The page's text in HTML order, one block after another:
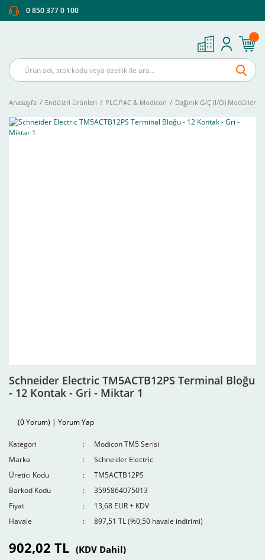
0 850 377 0 100
Anasayfa Endüstri Ürünleri PLC,PAC & Modicon Dağınık G/Ç (I/O) Modülleri
Schneider Electric TM5ACTB12PS Terminal Bloğu
- 12 Kontak - Gri - Miktar 1
(0 Yorum) | Yorum Yap
Kategori
Modicon TM5 Serisi
Marka
Schneider Electric
Üretici Kodu
TM5ACTB12PS
Barkod Kodu
3595864075013
Fiyat
13,68 EUR + KDV
Havale
897,51 TL (%0,50 havale indirimi)
902,02 TL (KDV Dahil)